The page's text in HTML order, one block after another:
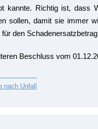
kannte. Richtig ist, dass
sollen, damit sie immer
den
Beschluss vom
nach Unfall